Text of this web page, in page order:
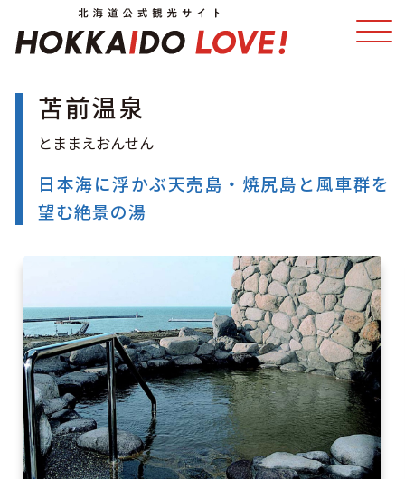
温泉 イベント
モデルコース
旅の予約
アクセス
キュンちゃんオンラインショップ
北海道はやわかり
苫前温泉
日本海に浮かぶ天売島・焼尻島と風車群を
望む絶景の湯